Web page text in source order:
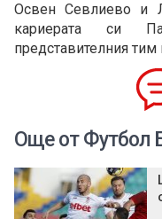
Освен Севлиево и
кариерата си
представителния
Още от Футбол